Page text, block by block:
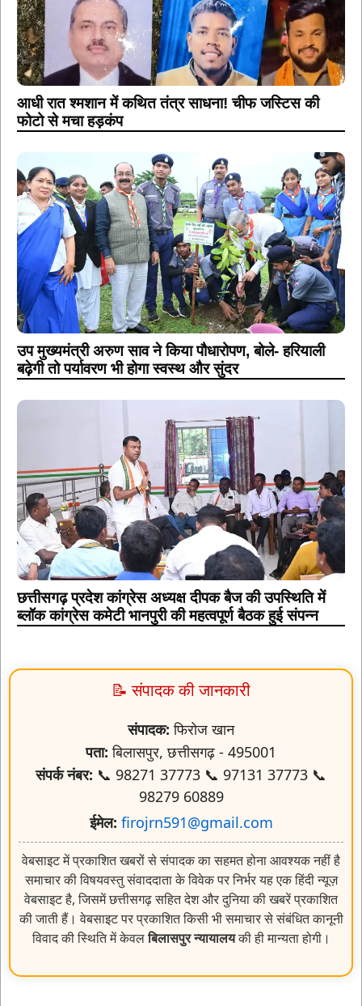
आधी रात श्मशान में कथित तंत्र साधना! चीफ जस्टिस की
फोटो से मचा हड़कंप
उप मुख्यमंत्री अरुण साव ने किया पौधारोपण, बोले- हरियाली
बढ़ेगी तो पर्यावरण भी होगा स्वस्थ और सुंदर
छत्तीसगढ़ प्रदेश कांग्रेस अध्यक्ष दीपक बैज की उपस्थिति में
ब्लॉक कांग्रेस कमेटी भानपुरी की महत्वपूर्ण बैठक हुई संपन्न
📝 संपादक की जानकारी
संपादक: फिरोज खान
पता: बिलासपुर, छत्तीसगढ़ - 495001
संपर्क नंबर: 📞 98271 37773 📞 97131 37773 📞
98279 60889
ईमेल: firojrn591@gmail.com
वेबसाइट में प्रकाशित खबरों से संपादक का सहमत होना आवश्यक नहीं है
समाचार की विषयवस्तु संवाददाता के विवेक पर निर्भर यह एक हिंदी न्यूज़
वेबसाइट है, जिसमें छत्तीसगढ़ सहित देश और दुनिया की खबरें प्रकाशित
की जाती हैं। वेबसाइट पर प्रकाशित किसी भी समाचार से संबंधित कानूनी
विवाद की स्थिति में केवलबिलासपुर न्यायालयकी ही मान्यता होगी।